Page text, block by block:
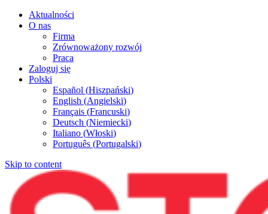
Aktualności
O nas
Firma
Zrównoważony rozwój
Praca
Zaloguj się
Polski
Español (Hiszpański)
English (Angielski)
Français (Francuski)
Deutsch (Niemiecki)
Italiano (Włoski)
Português (Portugalski)
Skip to content